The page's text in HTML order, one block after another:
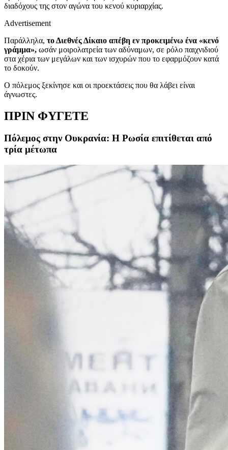
διαδόχους της στον αγώνα του κενού κυριαρχίας.
Advertisement
Παράλληλα, το Διεθνές Δίκαιο απέβη εν προκειμένω ένα «κενό
γράμμα», ωσάν μοιρολατρεία των αδύναμων, σε ρόλο παιχνιδιού
στα χέρια των μεγάλων και των ισχυρών που το εφαρμόζουν κατά
το δοκούν.
Ο πόλεμος ξεκίνησε και οι προεκτάσεις που θα λάβει είναι
άγνωστες.
ΠΡΙΝ ΦΥΓΕΤΕ
Πόλεμος στην Ουκρανία: Η Ρωσία επιτίθεται από
τρία μέτωπα